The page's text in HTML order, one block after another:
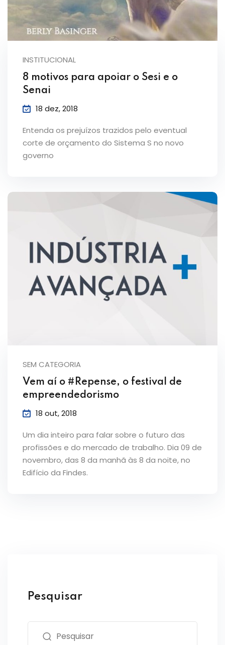
INSTITUCIONAL
8 motivos para apoiar o Sesi e o
Senai
18 dez, 2018
Entenda os prejuízos trazidos pelo eventual
corte de orçamento do Sistema S no novo
governo
SEM CATEGORIA
Vem aí o #Repense, o festival de
empreendedorismo
18 out, 2018
Um dia inteiro para falar sobre o futuro das
profissões e do mercado de trabalho. Dia 09 de
novembro, das 8 da manhã às 8 da noite, no
Edifício da Findes.
Pesquisar